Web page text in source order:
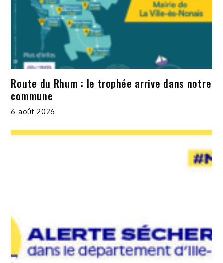
Route du Rhum : le trophée arrive dans notre
commune
6 août 2026